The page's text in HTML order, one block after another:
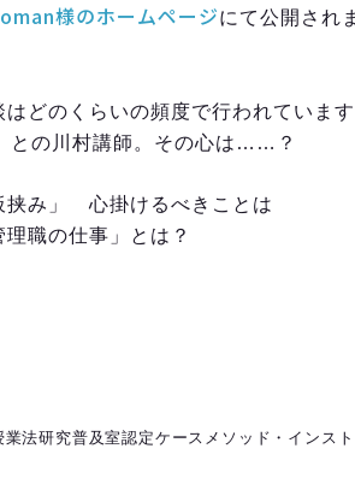
様のホームページにて公開され
どのくらいの頻度で行われていま
との川村講師。その心は……？
み」　心掛けるべきことは
職の仕事」とは？
法研究普及室認定ケースメソッド・インス